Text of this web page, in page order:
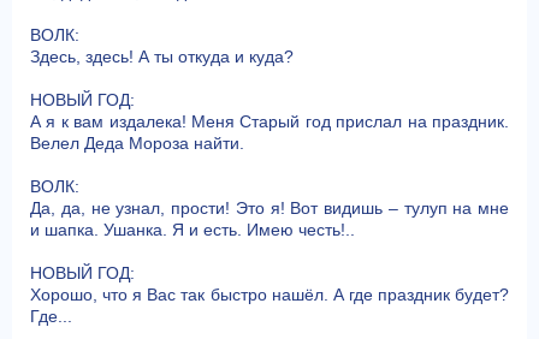
ВОЛК:
Здесь, здесь! А ты откуда и куда?
НОВЫЙ ГОД:
А я к вам издалека! Меня Старый год прислал на праздник.
Велел Деда Мороза найти.
ВОЛК:
Да, да, не узнал, прости! Это я! Вот видишь – тулуп на мне
и шапка. Ушанка. Я и есть. Имею честь!..
НОВЫЙ ГОД:
Хорошо, что я Вас так быстро нашёл. А где праздник будет?
Где...